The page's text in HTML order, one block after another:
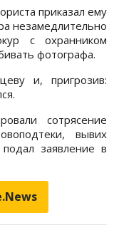
приказал ему
незамедлительно
с охранником
фотографа.
и, пригрозив:
сотрясение
вывих
заявление в